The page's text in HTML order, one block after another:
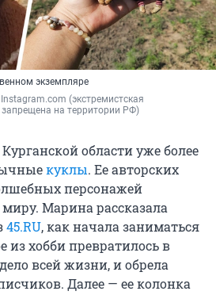
экземпляре
(экстремистская
запрещена на территории РФ)
области уже более
куклы. Ее авторских
персонажей
Марина рассказала
45.RU, как начала заниматься
из хобби превратилось в
всей жизни, и обрела
Далее — ее колонка